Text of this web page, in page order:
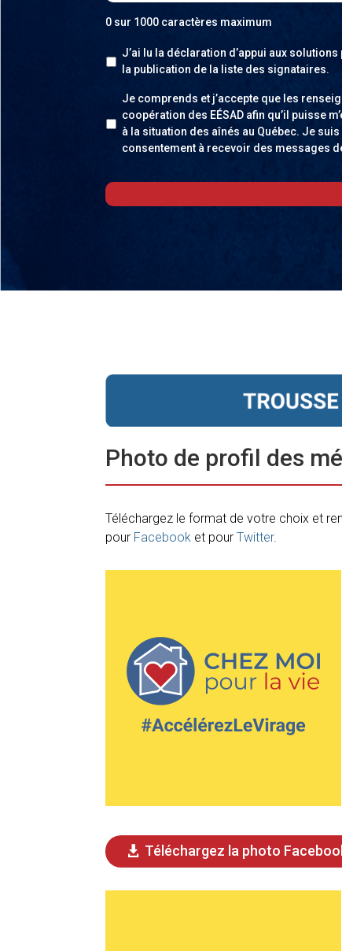
0 sur 1000 caractères maximum
* J’ai lu la déclaration d’appui aux
la publication de la liste des signataires.
Je comprends et j’accepte que les
coopération des EÉSAD afin qu’il puisse
à la situation des aînés au Québec. Je
consentement à recevoir des messages
Photo de profil des
Téléchargez le format de votre choix et
pour Facebook et pourTwitter.
Téléchargez la photo